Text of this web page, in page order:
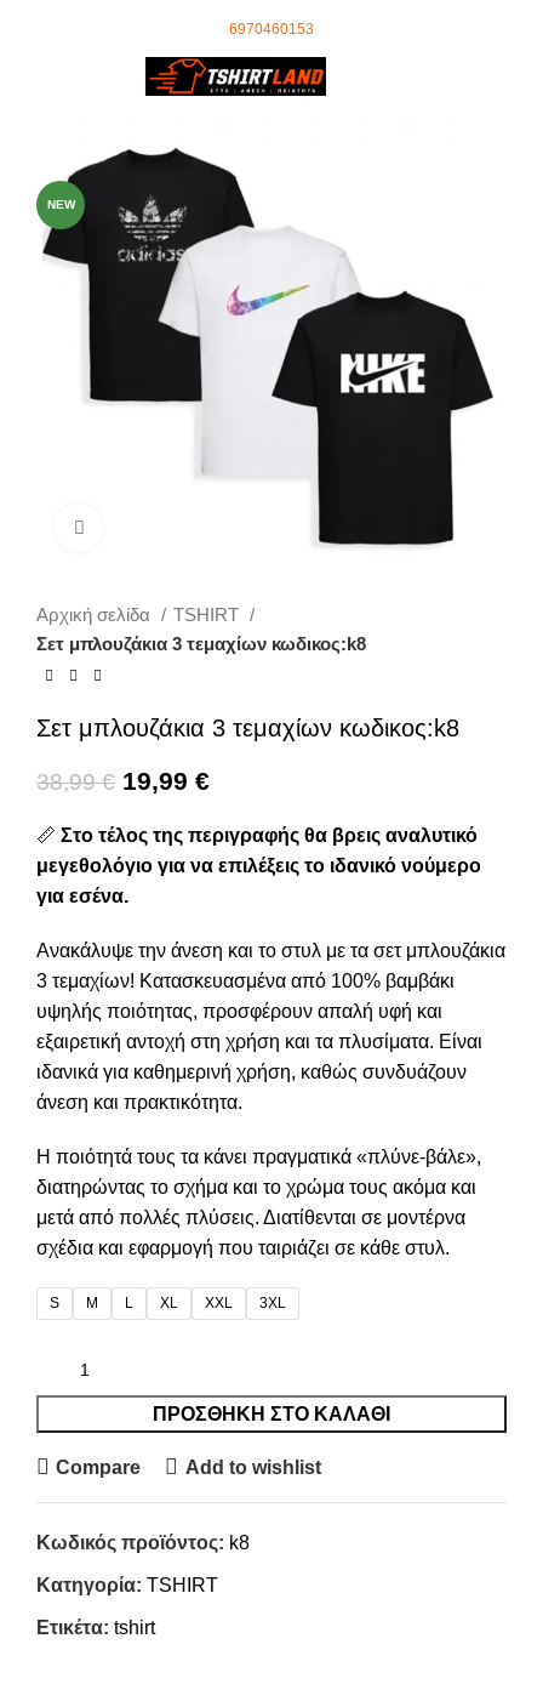
6970460153
NEW
Αρχική σελίδα
TSHIRT
Σετ μπλουζάκια 3 τεμαχίων κωδικος:k8
Σετ μπλουζάκια 3 τεμαχίων κωδικος:k8
38,99€ 19,99 €
📏 Στο τέλος της περιγραφής θα βρεις αναλυτικό
μεγεθολόγιο για να επιλέξεις το ιδανικό νούμερο
για εσένα.
Ανακάλυψε την άνεση και το στυλ με τα σετ μπλουζάκια
3 τεμαχίων! Κατασκευασμένα από 100% βαμβάκι
υψηλής ποιότητας, προσφέρουν απαλή υφή και
εξαιρετική αντοχή στη χρήση και τα πλυσίματα. Είναι
ιδανικά για καθημερινή χρήση, καθώς συνδυάζουν
άνεση και πρακτικότητα.
Η ποιότητά τους τα κάνει πραγματικά «πλύνε-βάλε»,
διατηρώντας το σχήμα και το χρώμα τους ακόμα και
μετά από πολλές πλύσεις. Διατίθενται σε μοντέρνα
σχέδια και εφαρμογή που ταιριάζει σε κάθε στυλ.
S M L XL XXL 3XL
ΠΡΟΣΘΉΚΗ ΣΤΟ ΚΑΛΆΘΙ
Compare Add to wishlist
Κωδικός προϊόντος: k8
Κατηγορία: TSHIRT
Ετικέτα: tshirt